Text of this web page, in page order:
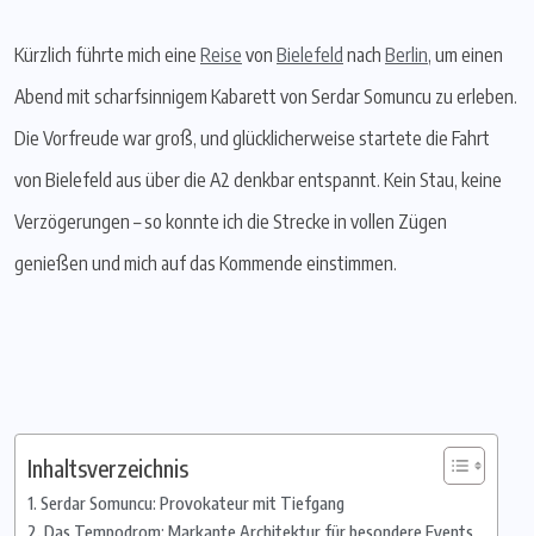
Kürzlich führte mich eine Reise von Bielefeld nach Berlin, um einen
Abend mit scharfsinnigem Kabarett von Serdar Somuncu zu erleben.
Die Vorfreude war groß, und glücklicherweise startete die Fahrt
von Bielefeld aus über die A2 denkbar entspannt. Kein Stau, keine
Verzögerungen – so konnte ich die Strecke in vollen Zügen
genießen und mich auf das Kommende einstimmen.
Inhaltsverzeichnis
Serdar Somuncu: Provokateur mit Tiefgang
Das Tempodrom: Markante Architektur für besondere Events